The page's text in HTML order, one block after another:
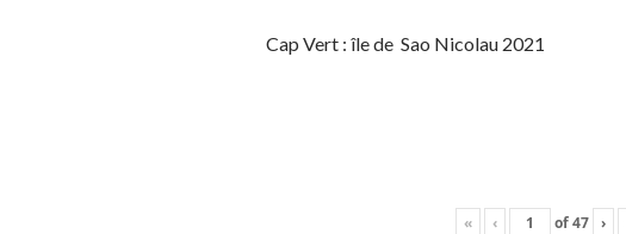
Cap Vert : île de Sao Nicolau 2021
« ‹ of47 ›